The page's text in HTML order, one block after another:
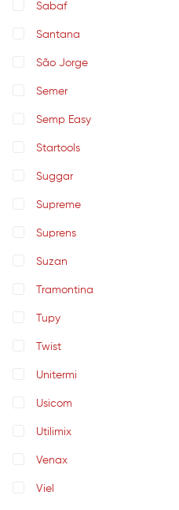
Sabaf
Santana
São Jorge
Semer
Semp Easy
Startools
Suggar
Supreme
Suprens
Suzan
Tramontina
Tupy
Twist
Unitermi
Usicom
Utilimix
Venax
Viel